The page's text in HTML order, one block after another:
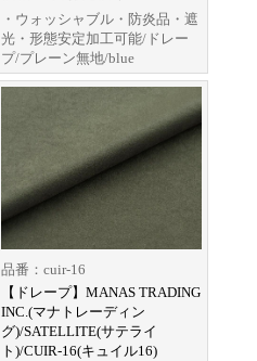
・ウォッシャブル・防炎品・遮
光・形態安定加工可能/ドレー
プ/プレーン無地/blue
品番：cuir-16
【ドレープ】MANAS TRADING
INC.(マナトレーディン
グ)/SATELLITE(サテライ
ト)/CUIR-16(キュイル16)